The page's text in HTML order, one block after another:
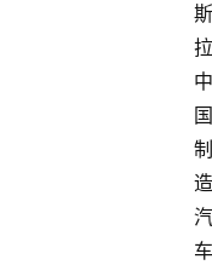
斯
拉
中
国
制
造
汽
车